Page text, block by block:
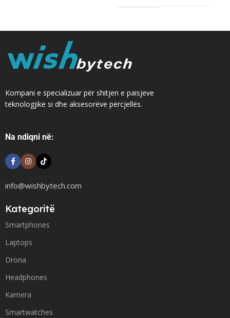
Kompani e specializuar për shitjen e paisjeve
teknologjike si dhe aksesorëve përcjellës.
Na ndiqni në:
info@wishbytech.com
Kategoritë
Smartphones
Laptops
Drona
Headphones
Kamera
Smartwatches